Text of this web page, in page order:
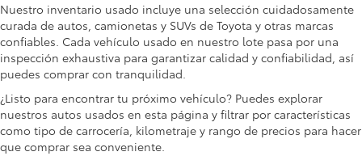
Nuestro inventario usado incluye una selección cuidadosamente
curada de autos, camionetas y SUVs de Toyota y otras marcas
confiables. Cada vehículo usado en nuestro lote pasa por una
inspección exhaustiva para garantizar calidad y confiabilidad, así
puedes comprar con tranquilidad.
¿Listo para encontrar tu próximo vehículo? Puedes explorar
nuestros autos usados en esta página y filtrar por características
como tipo de carrocería, kilometraje y rango de precios para hacer
que comprar sea conveniente.